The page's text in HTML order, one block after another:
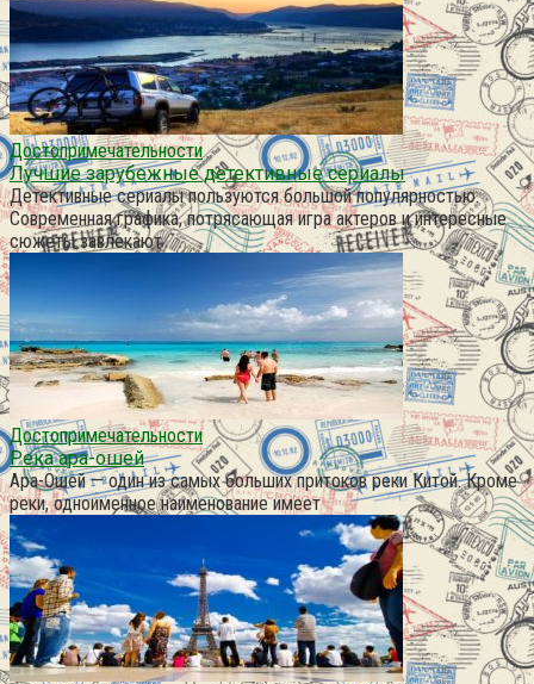
Достопримечательности
Лучшие зарубежные детективные сериалы
Детективные сериалы пользуются большой популярностью.
Современная графика, потрясающая игра актеров и интересные
сюжеты завлекают
Достопримечательности
Река ара-ошей
Ара-Ошей — один из самых больших притоков реки Китой. Кроме
реки, одноименное наименование имеет